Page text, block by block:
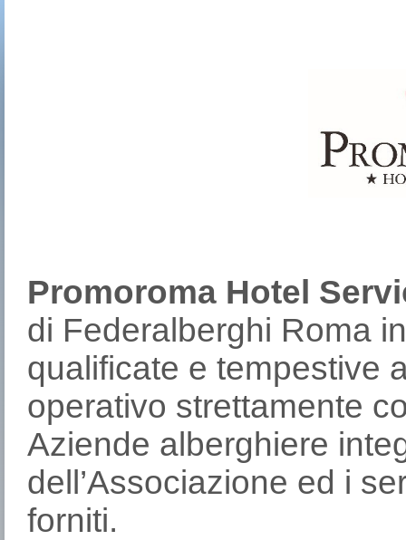
Promoroma Hotel
di Federalberghi Roma
qualificate e tempestive
operativo strettamente
Aziende alberghiere
dell’Associazione ed i
forniti.